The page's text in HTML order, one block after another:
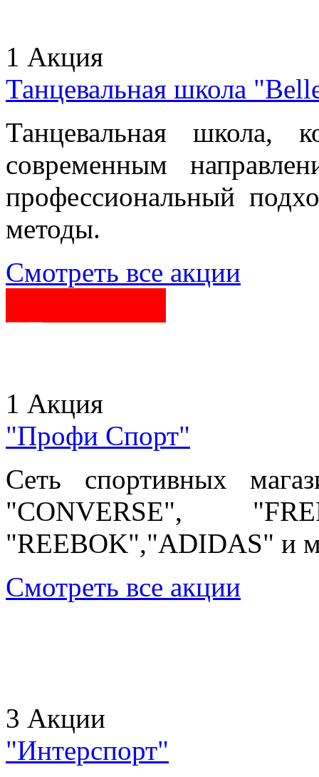
1 Акция
Танцевальная школа
Танцевальная школа,
современным
профессиональный
методы.
Смотреть все акции
1 Акция
"Профи Спорт"
Сеть спортивных
"CONVERSE",
"REEBOK","ADIDAS" и
Смотреть все акции
3 Акции
"Интерспорт"